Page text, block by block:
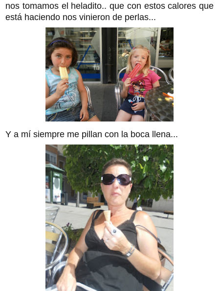
nos tomamos el heladito.. que con estos calores que
está haciendo nos vinieron de perlas...
Y a mí siempre me pillan con la boca llena...